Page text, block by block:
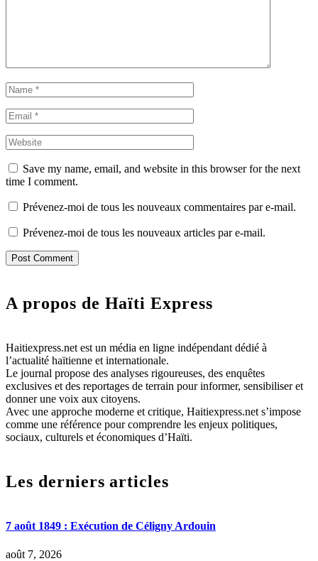
Save my name, email, and website in this browser for the next
time I comment.
Prévenez-moi de tous les nouveaux commentaires par e-mail.
Prévenez-moi de tous les nouveaux articles par e-mail.
A propos de Haïti Express
Haitiexpress.net est un média en ligne indépendant dédié à
l’actualité haïtienne et internationale.
Le journal propose des analyses rigoureuses, des enquêtes
exclusives et des reportages de terrain pour informer, sensibiliser et
donner une voix aux citoyens.
Avec une approche moderne et critique, Haitiexpress.net s’impose
comme une référence pour comprendre les enjeux politiques,
sociaux, culturels et économiques d’Haïti.
Les derniers articles
7 août 1849 : Exécution de Céligny Ardouin
août 7, 2026